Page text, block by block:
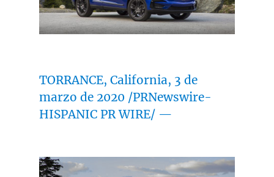
TORRANCE, California, 3 de
marzo de 2020 /PRNewswire-
HISPANIC PR WIRE/ —